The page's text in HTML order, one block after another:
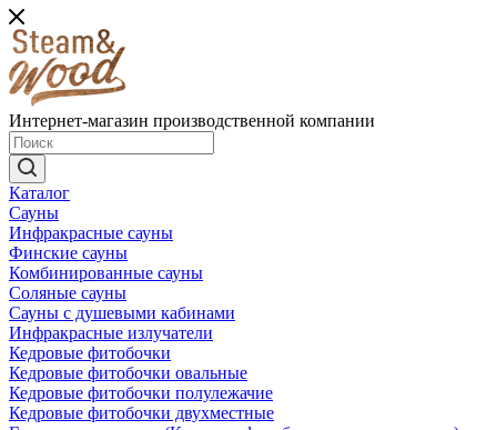
Интернет-магазин производственной компании
Каталог
Сауны
Инфракрасные сауны
Финские сауны
Комбинированные сауны
Соляные сауны
Сауны с душевыми кабинами
Инфракрасные излучатели
Кедровые фитобочки
Кедровые фитобочки овальные
Кедровые фитобочки полулежачие
Кедровые фитобочки двухместные